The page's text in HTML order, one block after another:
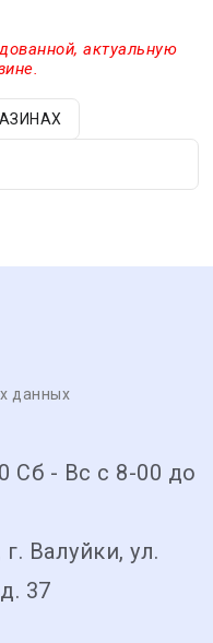
актуальную
данных
Сб - Вс с 8-00 до
Валуйки, ул.
37